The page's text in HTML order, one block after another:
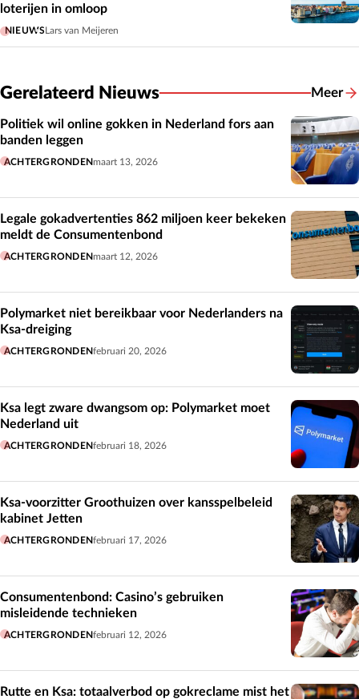
loterijen in omloop
NIEUWSLars van Meijeren
Gerelateerd Nieuws Meer
Politiek wil online gokken in Nederland fors aan
banden leggen
ACHTERGRONDENmaart 13, 2026
Legale gokadvertenties 862 miljoen keer bekeken
meldt de Consumentenbond
ACHTERGRONDENmaart 12, 2026
Polymarket niet bereikbaar voor Nederlanders na
Ksa-dreiging
ACHTERGRONDENfebruari 20, 2026
Ksa legt zware dwangsom op: Polymarket moet
Nederland uit
ACHTERGRONDENfebruari 18, 2026
Ksa-voorzitter Groothuizen over kansspelbeleid
kabinet Jetten
ACHTERGRONDENfebruari 17, 2026
Consumentenbond: Casino’s gebruiken
misleidende technieken
ACHTERGRONDENfebruari 12, 2026
Rutte en Ksa: totaalverbod op gokreclame mist het